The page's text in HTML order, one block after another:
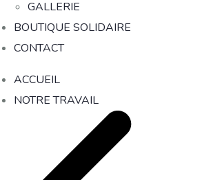
GALLERIE
BOUTIQUE SOLIDAIRE
CONTACT
ACCUEIL
NOTRE TRAVAIL